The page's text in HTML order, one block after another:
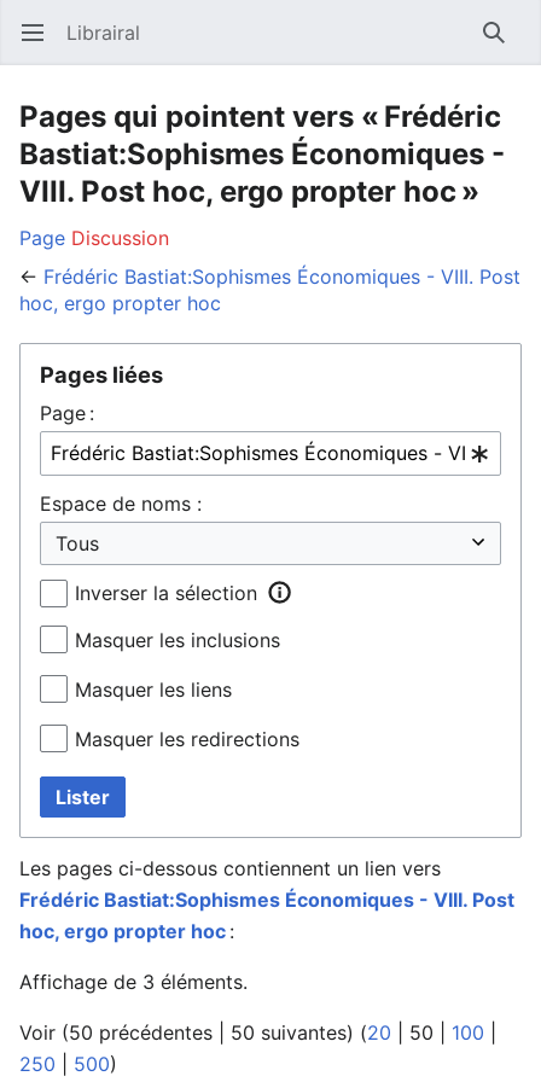
Ouvrir le menu principal Librairal
Pages qui pointent vers « Frédéric
Bastiat:Sophismes Économiques -
VIII. Post hoc, ergo propter hoc »
Page Discussion
← Frédéric Bastiat:Sophismes Économiques - VIII. Post
hoc, ergo propter hoc
Pages liées
Page :
Espace de noms :
Inverser la sélection
Masquer les inclusions
Masquer les liens
Masquer les redirections
Lister
Les pages ci-dessous contiennent un lien vers
Frédéric Bastiat:Sophismes Économiques - VIII. Post
hoc, ergo propter hoc :
Affichage de 3 éléments.
Voir (50 précédentes 50 suivantes) (20 50 100
250
500)